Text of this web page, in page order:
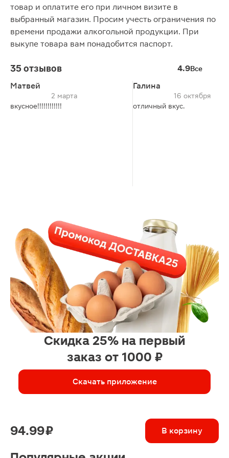
товар и оплатите его при личном визите в
выбранный магазин. Просим учесть ограничения по
времени продажи алкогольной продукции. При
выкупе товара вам понадобится паспорт.
35 отзывов 4.9Все
Матвей
2 марта
вкусное!!!!!!!!!!!!
Галина
16 октября
отличный вкус.
Скидка 25% на первый
заказ от 1000 ₽
Скачать приложение
94.99 ₽ В корзину